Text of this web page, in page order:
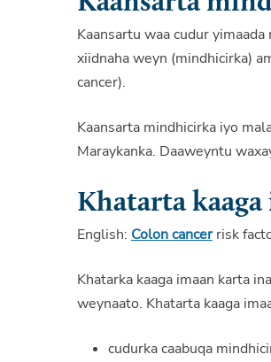
Kaansartu waa cudur
xiidnaha weyn (mindhicirka)
cancer).
Kaansarta mindhicirka iyo
Maraykanka. Daaweyntu
Khatarta
English: Colon cancerrisk
Khatarka kaaga imaan karta
weynaato. Khatarta kaaga
cudurka caabuqa